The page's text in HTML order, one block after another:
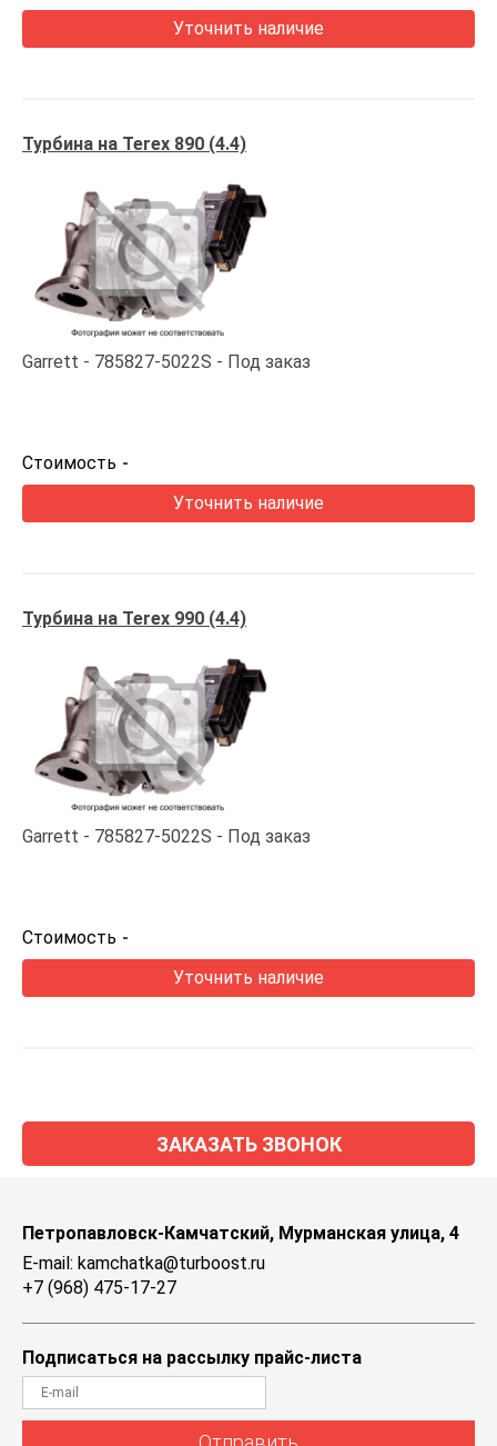
Уточнить наличие
Турбина на Terex 890 (4.4)
Garrett 785827-5022S Под заказ
Стоимость -
Уточнить наличие
Турбина на Terex 990 (4.4)
Garrett 785827-5022S Под заказ
Стоимость -
Уточнить наличие
ЗАКАЗАТЬ ЗВОНОК
Петропавловск-Камчатский, Мурманская улица, 4
E-mail: kamchatka@turboost.ru
+7 (968) 475-17-27
Подписаться на рассылку прайс-листа